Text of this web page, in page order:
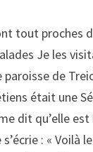
tout proches
Je les
de
était une
dit qu’elle
: « Voilà